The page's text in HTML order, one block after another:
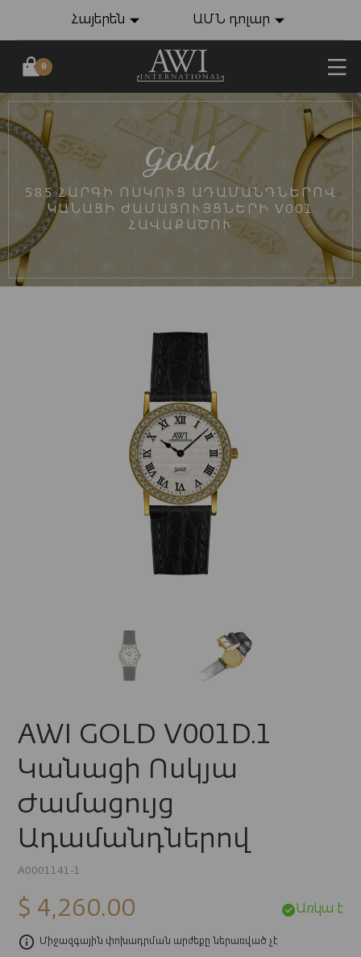
Հայերեն ԱՄՆ դոլար
0
585 ՀԱՐԳԻ ՈՍԿՈՒՑ ԱԴԱՄԱՆԴՆԵՐՈՎ
ԿԱՆԱՑԻ ԺԱՄԱՑՈՒՅՑՆԵՐԻ V001
ՀԱՎԱՔԱԾՈՒ
AWI GOLD V001D.1
Կանացի Ոսկյա
Ժամացույց
Ադամանդներով
A0001141-1
$ 4,260.00 Առկա է
Միջազգային փոխադրման արժեքը ներառված չէ